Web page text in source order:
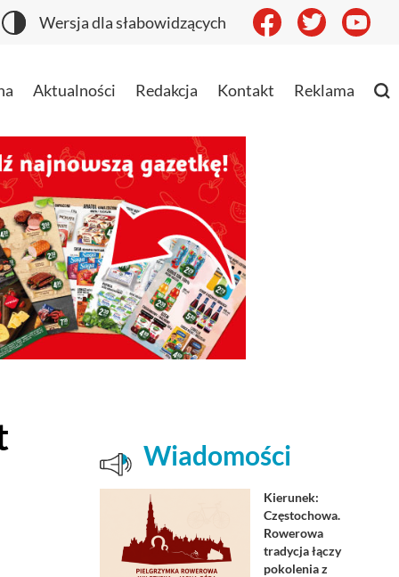
Wersja dla słabowidzących
Aktualności Redakcja Kontakt Reklama
Wiadomości
Kierunek:
Częstochowa.
Rowerowa
tradycja łączy
pokolenia z